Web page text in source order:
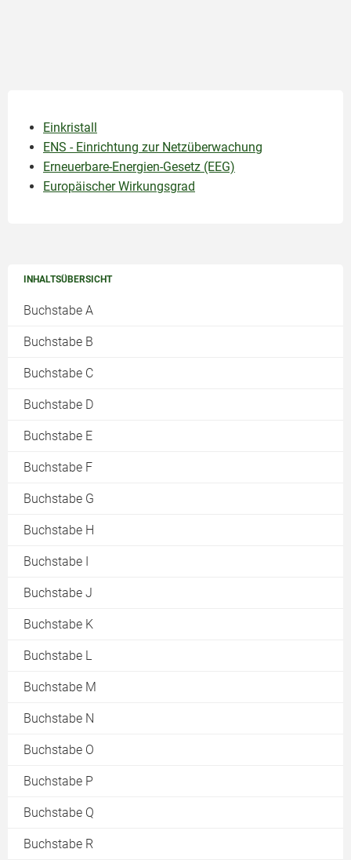
INHALTSÜBERSICHT
Buchstabe A
Buchstabe B
Buchstabe C
Buchstabe D
Buchstabe E
Buchstabe F
Buchstabe G
Buchstabe H
Buchstabe I
Buchstabe J
Buchstabe K
Buchstabe L
Buchstabe M
Buchstabe N
Buchstabe O
Buchstabe P
Buchstabe Q
Buchstabe R
Einkristall
ENS - Einrichtung zur Netzüberwachung
Erneuerbare-Energien-Gesetz (EEG)
Europäischer Wirkungsgrad